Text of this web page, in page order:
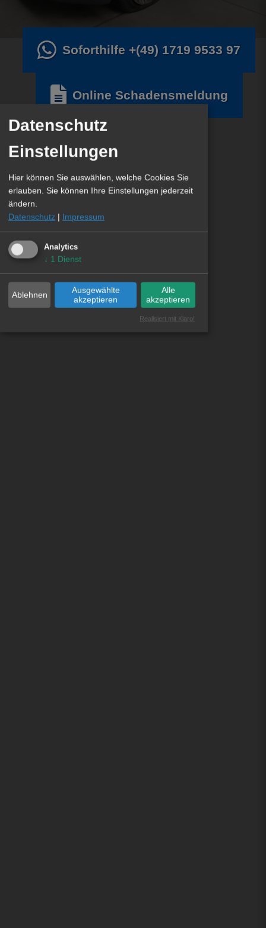
Soforthilfe +(49) 1719 9533 97
Online Schadensmeldung
Datenschutz
Einstellungen
Hier können Sie auswählen, welche Cookies Sie
erlauben. Sie können Ihre Einstellungen jederzeit
ändern.
Datenschutz | Impressum
Analytics
↓ 1 Dienst
Ablehnen
Ausgewählte
akzeptieren
Alle
akzeptieren
Realisiert mit Klaro!